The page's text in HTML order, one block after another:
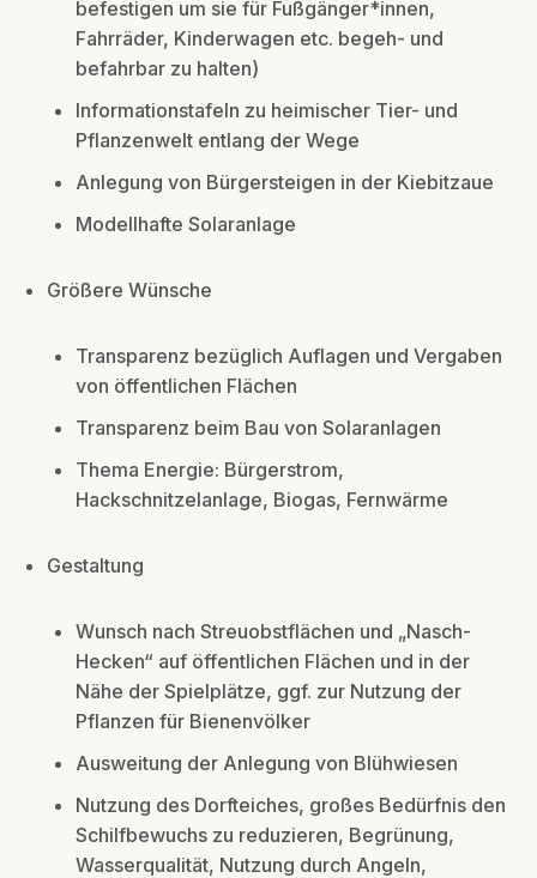
befestigen um sie für Fußgänger*innen,
Fahrräder, Kinderwagen etc. begeh- und
befahrbar zu halten)
Informationstafeln zu heimischer Tier- und
Pflanzenwelt entlang der Wege
Anlegung von Bürgersteigen in der Kiebitzaue
Modellhafte Solaranlage
Größere Wünsche
Transparenz bezüglich Auflagen und Vergaben
von öffentlichen Flächen
Transparenz beim Bau von Solaranlagen
Thema Energie: Bürgerstrom,
Hackschnitzelanlage, Biogas, Fernwärme
Gestaltung
Wunsch nach Streuobstflächen und „Nasch-
Hecken“ auf öffentlichen Flächen und in der
Nähe der Spielplätze, ggf. zur Nutzung der
Pflanzen für Bienenvölker
Ausweitung der Anlegung von Blühwiesen
Nutzung des Dorfteiches, großes Bedürfnis den
Schilfbewuchs zu reduzieren, Begrünung,
Wasserqualität, Nutzung durch Angeln,